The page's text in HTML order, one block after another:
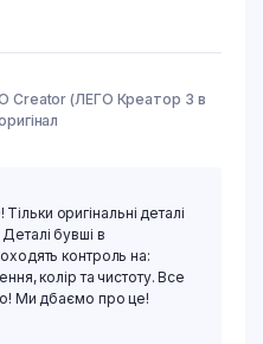
Creator (ЛЕГО Креатор 3 в
оригінальні деталі
бувші в
контроль на:
колір та чистоту. Все
Ми дбаємо про це!